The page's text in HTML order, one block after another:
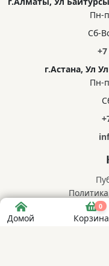
Домой
0
Корзина
7 000₸ / €14.29